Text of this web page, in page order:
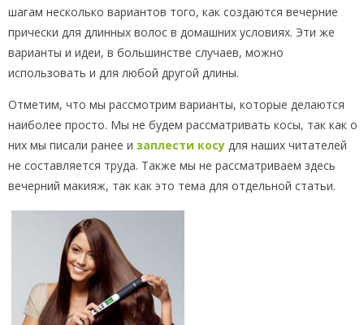
шагам несколько вариантов того, как создаются вечерние
прически для длинных волос в домашних условиях. Эти же
варианты и идеи, в большинстве случаев, можно
использовать и для любой другой длины.
Отметим, что мы рассмотрим варианты, которые делаются
наиболее просто. Мы не будем рассматривать косы, так как о
них мы писали ранее и заплести косу для наших читателей
не составляется труда. Также мы не рассматриваем здесь
вечерний макияж, так как это тема для отдельной статьи.